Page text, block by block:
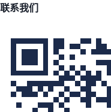
联系我们